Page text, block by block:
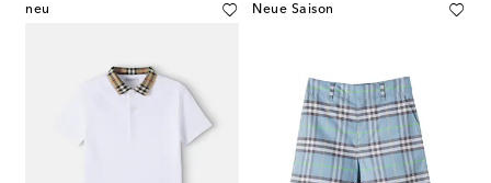
neu Neue Saison